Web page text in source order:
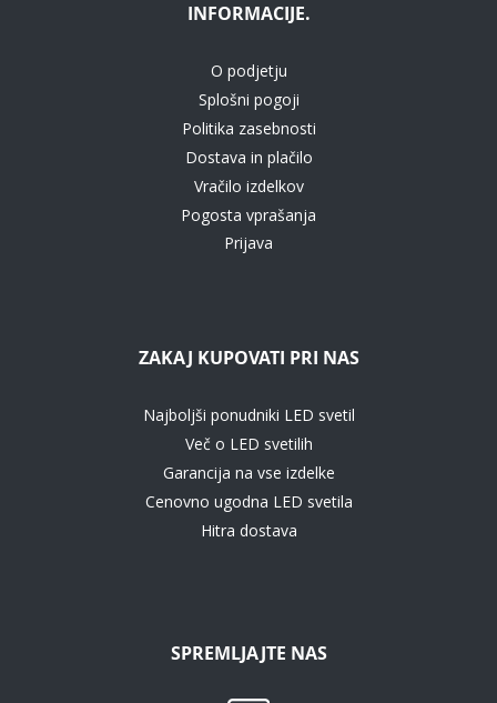
INFORMACIJE.
O podjetju
Splošni pogoji
Politika zasebnosti
Dostava in plačilo
Vračilo izdelkov
Pogosta vprašanja
Prijava
ZAKAJ KUPOVATI PRI NAS
Najboljši ponudniki LED svetil
Več o LED svetilih
Garancija na vse izdelke
Cenovno ugodna LED svetila
Hitra dostava
SPREMLJAJTE NAS